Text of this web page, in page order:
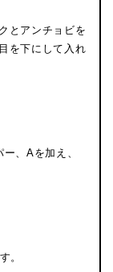
とアンチョビを
を下にして入れ
、Aを加え、
。